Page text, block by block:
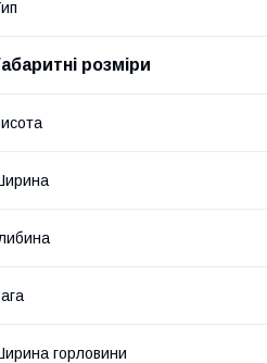
розміри
горловини